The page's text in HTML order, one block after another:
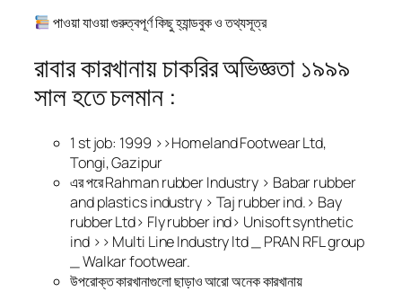
পাওয়া যাওয়া গুরুত্বপূর্ণ কিছু হ্যান্ডবুক ও তথ্যসূত্র
রাবার কারখানায় চাকরির অভিজ্ঞতা ১৯৯৯
সাল হতে চলমান :
1 st job: 1999 >>Homeland Footwear Ltd,
Tongi, Gazipur
এর পরে Rahman rubber Industry > Babar rubber
and plastics industry > Taj rubber ind.> Bay
rubber Ltd> Fly rubber ind> Unisoft synthetic
ind >> Multi Line Industry ltd _ PRAN RFL group
_ Walkar footwear.
উপরোক্ত কারখানাগুলো ছাড়াও আরো অনেক কারখানায়